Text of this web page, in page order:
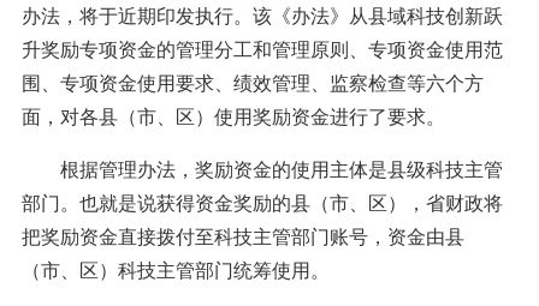
办法，将于近期印发执行。该《办法》从县域科技创新跃
升奖励专项资金的管理分工和管理原则、专项资金使用范
围、专项资金使用要求、绩效管理、监察检查等六个方
面，对各县（市、区）使用奖励资金进行了要求。
根据管理办法，奖励资金的使用主体是县级科技主管
部门。也就是说获得资金奖励的县（市、区），省财政将
把奖励资金直接拨付至科技主管部门账号，资金由县
（市、区）科技主管部门统筹使用。